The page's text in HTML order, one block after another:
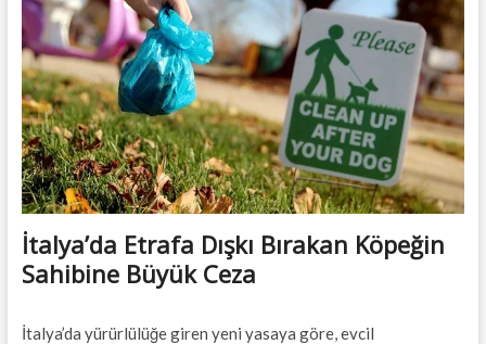
t
o
n
İtalya’da Etrafa Dışkı Bırakan Köpeğin
Sahibine Büyük Ceza
İtalya’da yürürlülüğe giren yeni yasaya göre, evcil